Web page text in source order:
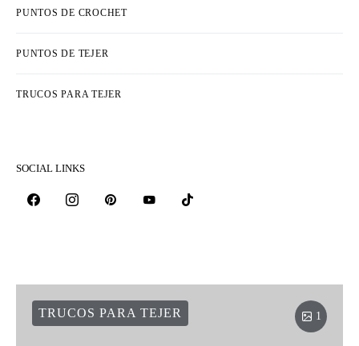
PUNTOS DE CROCHET
PUNTOS DE TEJER
TRUCOS PARA TEJER
SOCIAL LINKS
1
TRUCOS PARA TEJER